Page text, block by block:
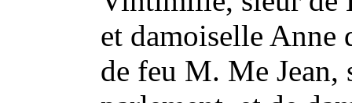
et damoiselle Anne
de feu M. Me Jean,